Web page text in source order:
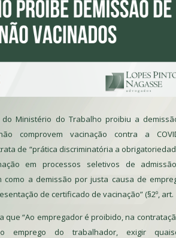
do Ministério do Trabalho proibiu a
comprovem vacinação contra a
de “prática discriminatória a
em processos seletivos de
como a demissão por justa causa de
de certificado de vacinação” (§2º, art.
que “Ao empregador é proibido, na
emprego do trabalhador, exigir